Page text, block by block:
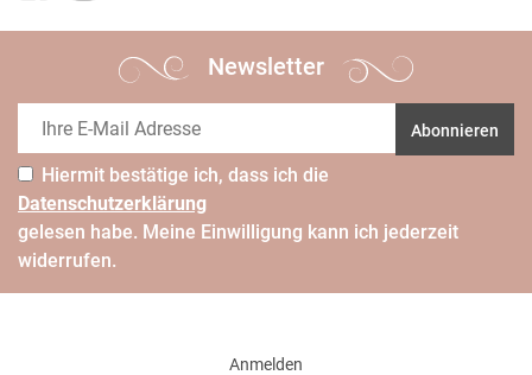
Newsletter
Abonnieren
Hiermit bestätige ich, dass ich die
Daten­schutz­erklärung
gelesen habe. Meine Einwilligung kann ich jederzeit
widerrufen.
Anmelden